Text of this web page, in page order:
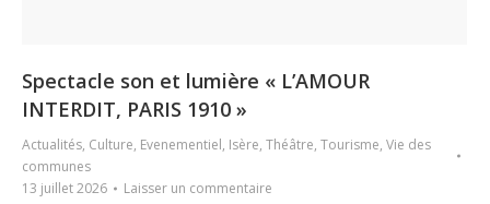
Spectacle son et lumière « L’AMOUR
INTERDIT, PARIS 1910 »
Actualités, Culture, Evenementiel, Isère, Théâtre, Tourisme, Vie des
communes
13 juillet 2026
Laisser un commentaire